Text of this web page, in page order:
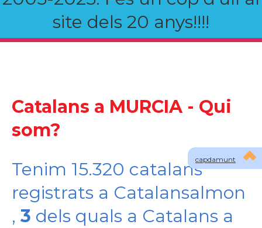
site dels 20 anys!!!!
capdamunt
Catalans a MURCIA - Qui
som?
Tenim 15.320 catalans
registrats a Catalansalmon
, 3 dels quals a Catalans a